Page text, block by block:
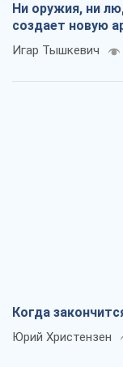
Ни оружия, ни
создает новую
Игар Тышкевич
Когда
Юрий Христензен